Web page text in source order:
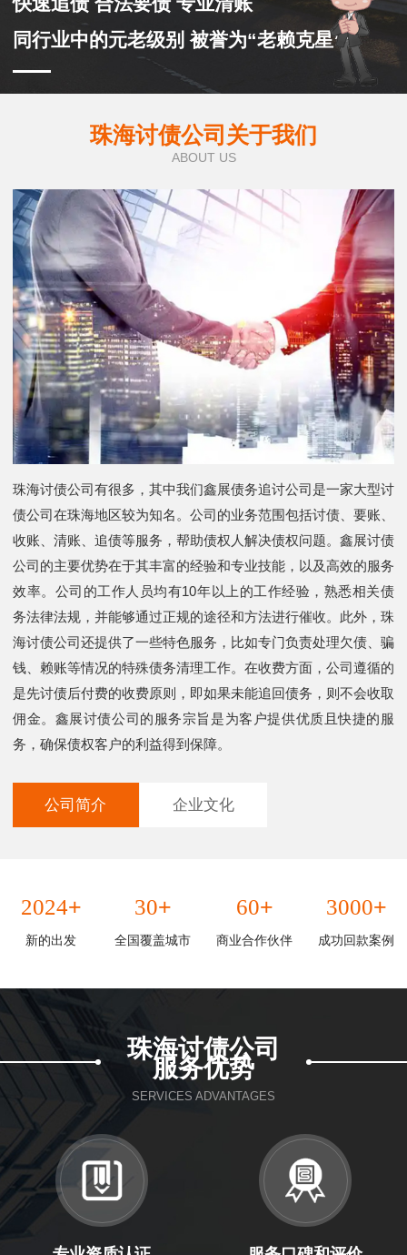
同行业中的元老级别 被誉为“老赖克星”
珠海讨债公司关于我们
ABOUT US
珠海讨债公司有很多，其中我们鑫展债务追讨公司是一家大型讨
债公司在珠海地区较为知名。公司的业务范围包括讨债、要账、
收账、清账、追债等服务，帮助债权人解决债权问题。鑫展讨债
公司的主要优势在于其丰富的经验和专业技能，以及高效的服务
效率。公司的工作人员均有10年以上的工作经验，熟悉相关债
务法律法规，并能够通过正规的途径和方法进行催收。此外，珠
海讨债公司还提供了一些特色服务，比如专门负责处理欠债、骗
钱、赖账等情况的特殊债务清理工作。在收费方面，公司遵循的
是先讨债后付费的收费原则，即如果未能追回债务，则不会收取
佣金。鑫展讨债公司的服务宗旨是为客户提供优质且快捷的服
务，确保债权客户的利益得到保障。
公司简介 企业文化
2024+
新的出发
30+
全国覆盖城市
60+
商业合作伙伴
3000+
成功回款案例
珠海讨债公司
服务优势
SERVICES ADVANTAGES